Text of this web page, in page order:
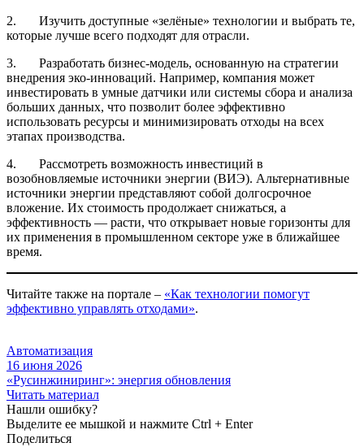
2. Изучить доступные «зелёные» технологии и выбрать те,
которые лучше всего подходят для отрасли.
3. Разработать бизнес-модель, основанную на стратегии
внедрения эко-инноваций. Например, компания может
инвестировать в умные датчики или системы сбора и анализа
больших данных, что позволит более эффективно
использовать ресурсы и минимизировать отходы на всех
этапах производства.
4. Рассмотреть возможность инвестиций в
возобновляемые источники энергии (ВИЭ). Альтернативные
источники энергии представляют собой долгосрочное
вложение. Их стоимость продолжает снижаться, а
эффективность — расти, что открывает новые горизонты для
их применения в промышленном секторе уже в ближайшее
время.
Читайте также на портале – «Как технологии помогут
эффективно управлять отходами».
Автоматизация
16 июня 2026
«Русинжиниринг»: энергия обновления
Читать материал
Нашли ошибку?
Выделите ее мышкой и нажмите Ctrl + Enter
Поделиться